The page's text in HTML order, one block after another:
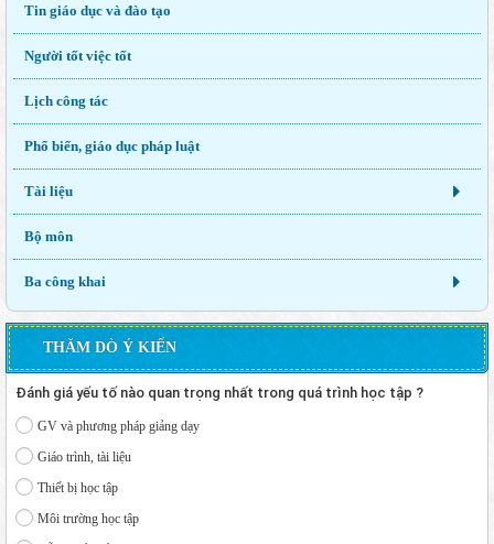
Tin giáo dục và đào tạo
Người tốt việc tốt
Lịch công tác
Phổ biến, giáo dục pháp luật
Tài liệu
Bộ môn
Ba công khai
THĂM DÒ Ý KIẾN
Đánh giá yếu tố nào quan trọng nhất trong quá trình học tập ?
GV và phương pháp giảng dạy
Giáo trình, tài liệu
Thiết bị học tập
Môi trường học tập